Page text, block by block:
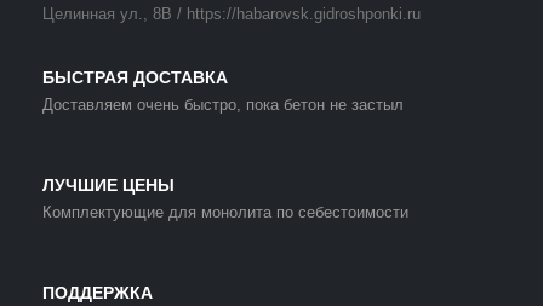
Целинная ул., 8В / https://habarovsk.gidroshponki.ru
БЫСТРАЯ ДОСТАВКА
Доставляем очень быстро, пока бетон не застыл
ЛУЧШИЕ ЦЕНЫ
Комплектующие для монолита по себестоимости
ПОДДЕРЖКА